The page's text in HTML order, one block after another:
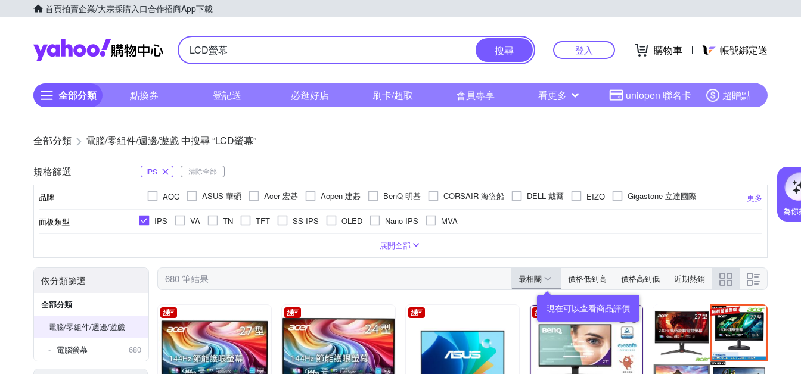
首頁拍賣企業/大宗採購入口合作招商App下載
Yahoo購物中心
搜尋 登入 購物車 帳號綁定送
全部分類 點換券 登記送 必逛好店 刷卡/超取 會員專享 看更多 uniopen 聯名卡 超贈點
全部分類 電腦/零組件/週邊/遊戲 中搜尋 “LCD螢幕”
規格篩選 IPS 清除全部
品牌 更多
AOC ASUS 華碩 Acer 宏碁 Aopen 建碁 BenQ 明基 CORSAIR 海盜船 DELL 戴爾 EIZO
Gigastone 立達國際
GIGABYTE 技嘉
HP 惠普 IS 愛思 Kamera 佳美能 Lenovo 聯想
面板類型 IPS VA TN TFT SS IPS OLED Nano IPS MVA
超薄機身
電競Gamer必買
USB
21.3吋 21.5吋
3000:1 1200:1
2500:1
VESA AdaptiveSync
展開全部
依分類篩選
全部分類
電腦/零組件/週邊/遊戲
電腦螢幕
680
680 筆結果 最相關 價格低到高 價格高到低 近期熱銷